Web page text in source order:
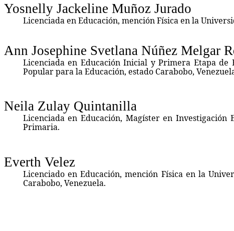
Yosnelly Jackeline Muñoz Jurado
Licenciada en Educación, mención Física en la
Ann Josephine Svetlana Núñez Melgar
Licenciada en Educación Inicial y Primera Etapa
Popular para la Educación, estado Carabobo,
Neila Zulay Quintanilla
Licenciada en Educación, Magíster en
Primaria.
Everth Velez
Licenciado en Educación, mención Física en la
Carabobo, Venezuela.